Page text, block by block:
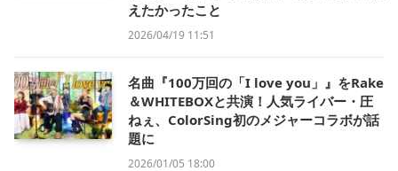
えたかったこと
2026/04/19 11:51
名曲『100万回の「I love you」』をRake
＆WHITEBOXと共演！人気ライバー・圧
ねぇ、ColorSing初のメジャーコラボが話
題に
2026/01/05 18:00